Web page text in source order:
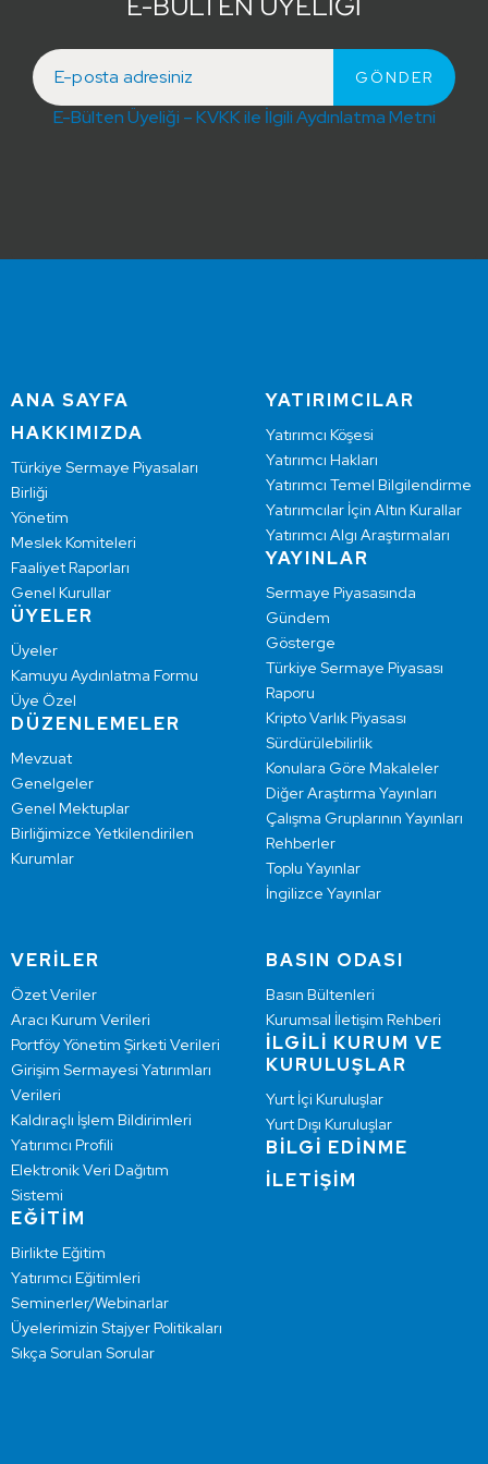
E-Bülten Üyeliği – KVKK ile İlgili Aydınlatma Metni
ANA SAYFA
HAKKIMIZDA
Türkiye Sermaye Piyasaları
Birliği
Yönetim
Meslek Komiteleri
Faaliyet Raporları
Genel Kurullar
ÜYELER
Üyeler
Kamuyu Aydınlatma Formu
Üye Özel
DÜZENLEMELER
Mevzuat
Genelgeler
Genel Mektuplar
Birliğimizce Yetkilendirilen
Kurumlar
YATIRIMCILAR
Yatırımcı Köşesi
Yatırımcı Hakları
Yatırımcı Temel Bilgilendirme
Yatırımcılar İçin Altın Kurallar
Yatırımcı Algı Araştırmaları
YAYINLAR
Sermaye Piyasasında
Gündem
Gösterge
Türkiye Sermaye Piyasası
Raporu
Kripto Varlık Piyasası
Sürdürülebilirlik
Konulara Göre Makaleler
Diğer Araştırma Yayınları
Çalışma Gruplarının Yayınları
Rehberler
Toplu Yayınlar
İngilizce Yayınlar
VERİLER
Özet Veriler
Aracı Kurum Verileri
Portföy Yönetim Şirketi Verileri
Girişim Sermayesi Yatırımları
Verileri
Kaldıraçlı İşlem Bildirimleri
Yatırımcı Profili
Elektronik Veri Dağıtım
Sistemi
EĞİTİM
Birlikte Eğitim
Yatırımcı Eğitimleri
Seminerler/Webinarlar
Üyelerimizin Stajyer Politikaları
Sıkça Sorulan Sorular
BASIN ODASI
Basın Bültenleri
Kurumsal İletişim Rehberi
İLGİLİ KURUM VE
KURULUŞLAR
Yurt İçi Kuruluşlar
Yurt Dışı Kuruluşlar
BİLGİ EDİNME
İLETİŞİM